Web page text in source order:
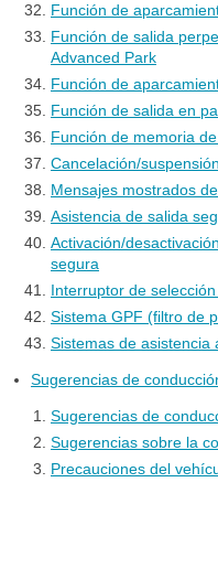
Función de
Función de salida
Advanced Park
Función de
Función de salida en
Función de memoria
Cancelación/
Mensajes mostrados
Asistencia de salida
Activación/
segura
Interruptor de
Sistema GPF (filtro de
Sistemas de asistencia
Sugerencias de
Sugerencias de
Sugerencias sobre la
Precauciones del